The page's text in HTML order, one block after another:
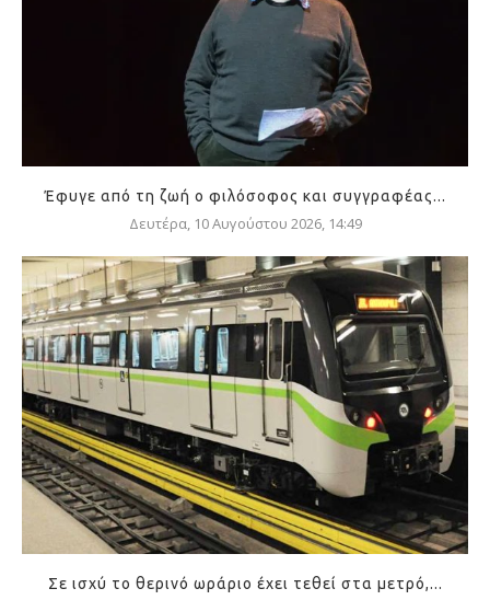
Έφυγε από τη ζωή ο φιλόσοφος και συγγραφέας...
Δευτέρα, 10 Αυγούστου 2026, 14:49
Σε ισχύ το θερινό ωράριο έχει τεθεί στα μετρό,...